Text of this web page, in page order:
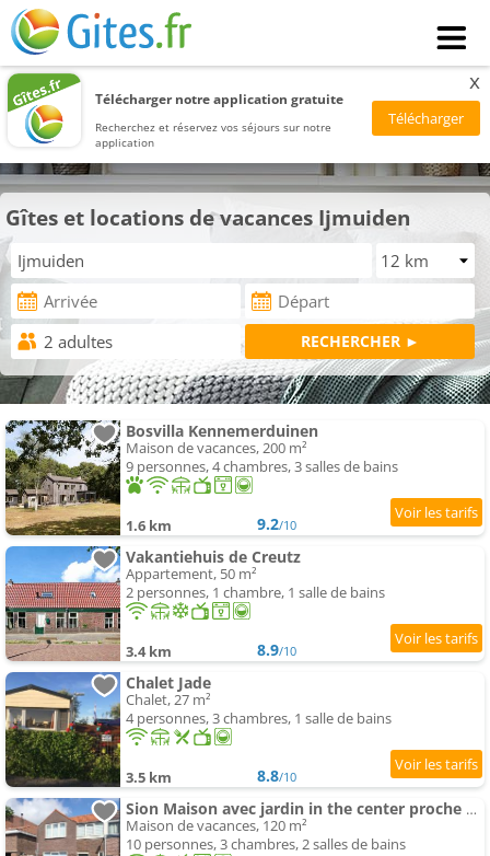
Télécharger notre application gratuite
Recherchez et réservez vos séjours sur notre
application
x
Gîtes et locations de vacances Ijmuiden
Bosvilla Kennemerduinen
Maison de vacances, 200 m²
9 personnes, 4 chambres, 3 salles de bains
1.6 km 9.2/10
Vakantiehuis de Creutz
Appartement, 50 m²
2 personnes, 1 chambre, 1 salle de bains
3.4 km 8.9/10
Chalet Jade
Chalet, 27 m²
4 personnes, 3 chambres, 1 salle de bains
3.5 km 8.8/10
Sion Maison avec jardin in the center proche de la mer et Amsterdam
Maison de vacances, 120 m²
10 personnes, 3 chambres, 2 salles de bains